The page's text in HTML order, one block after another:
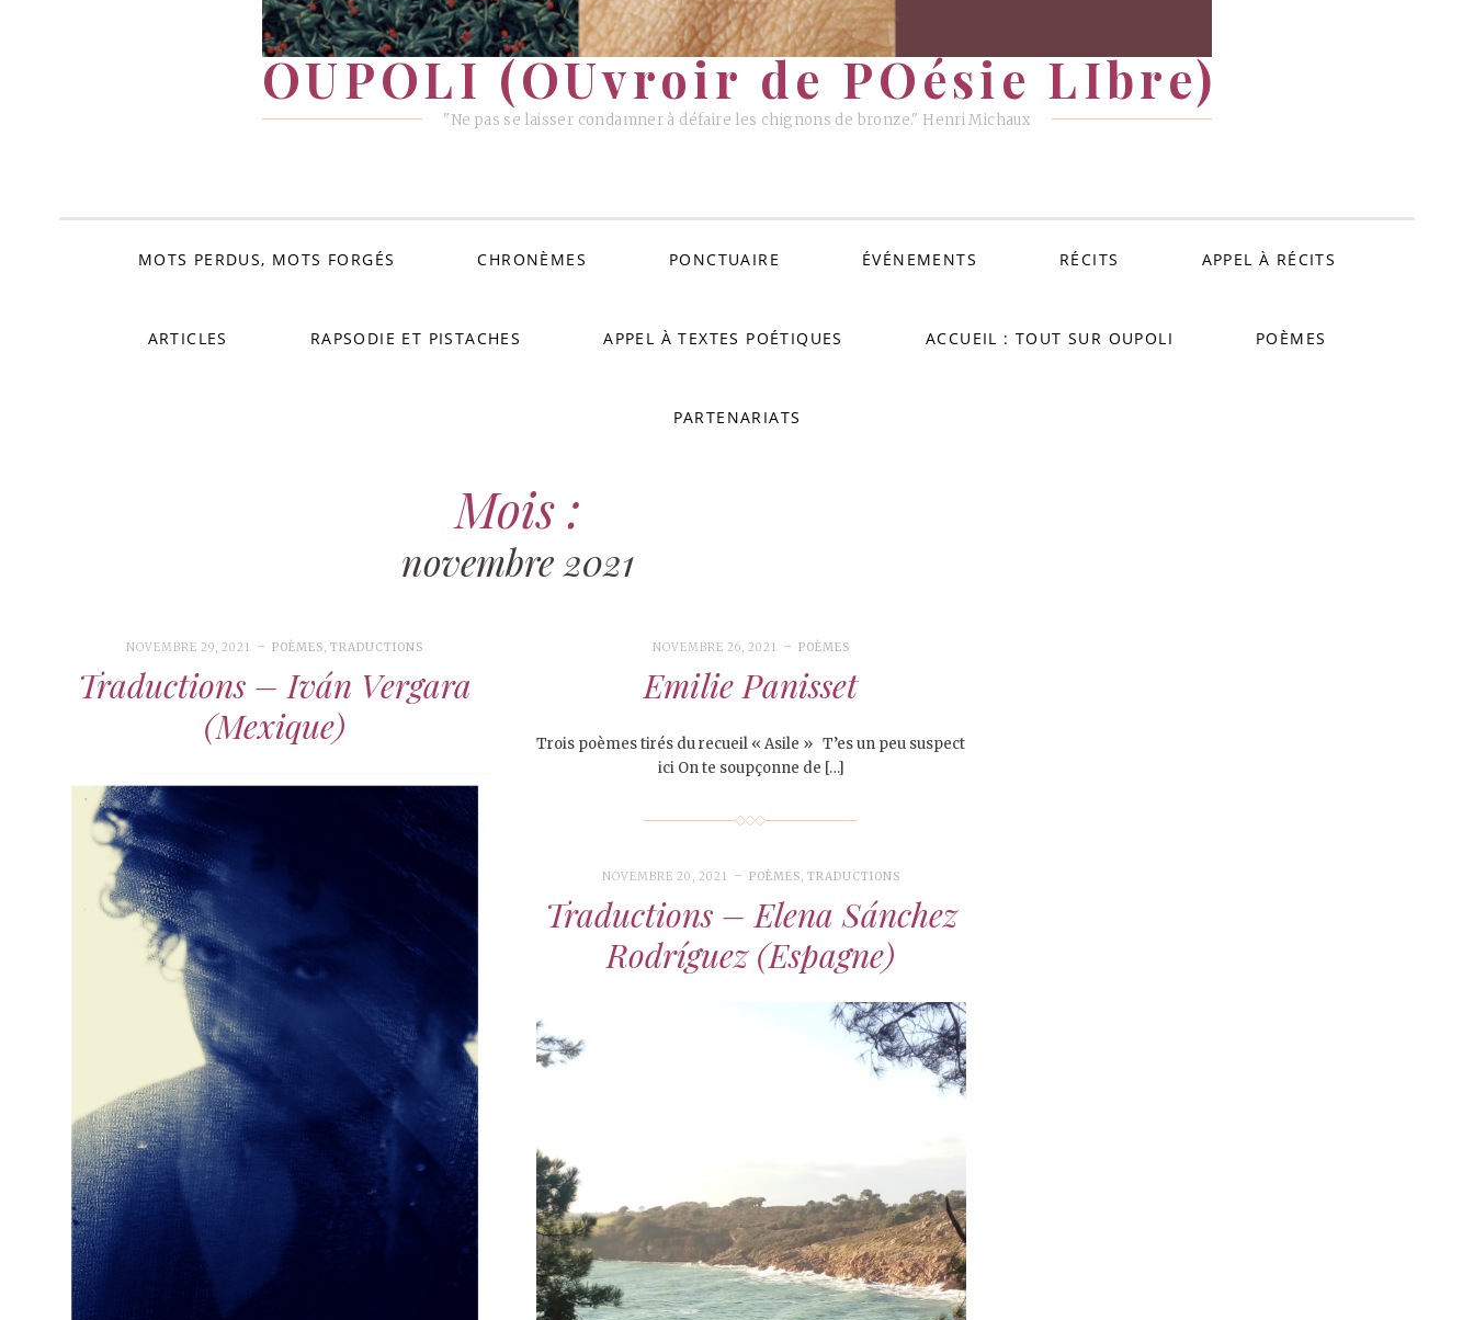
OUPOLI (OUvroir de POésie LIbre)
"Ne pas se laisser condamner à défaire les chignons de bronze." Henri Michaux
MOTS PERDUS, MOTS FORGÉS CHRONÈMES PONCTUAIRE ÉVÉNEMENTS RÉCITS APPEL À RÉCITS
ARTICLES RAPSODIE ET PISTACHES APPEL À TEXTES POÉTIQUES ACCUEIL : TOUT SUR OUPOLI POÈMES
PARTENARIATS
Mois :
novembre 2021
NOVEMBRE 29, 2021 POÈMES TRADUCTIONS
Traductions – Iván Vergara
(Mexique)
NOVEMBRE 26, 2021 POÈMES
Emilie Panisset
Trois poèmes tirés du recueil « Asile » T’es un peu suspect
ici On te soupçonne de […]
NOVEMBRE 20, 2021 POÈMES TRADUCTIONS
Traductions – Elena Sánchez
Rodríguez (Espagne)